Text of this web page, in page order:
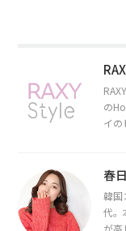
の
イ
春
韓国
代。